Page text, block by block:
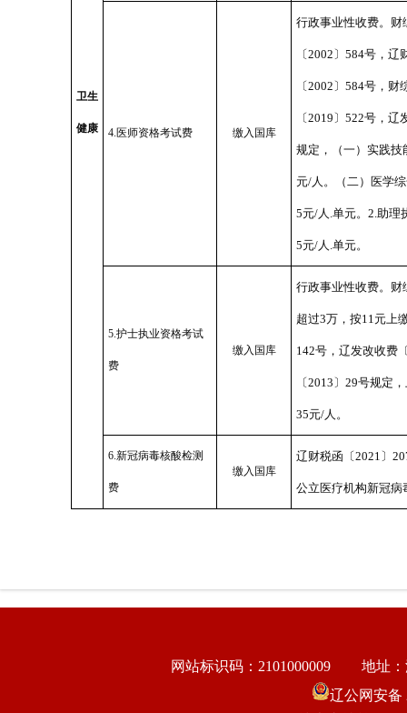
卫生
健康 4.医师资格考试费 缴入国库
行政事业性收费。财
〔2002〕584号，
〔2002〕584号，
〔2019〕522号，
规定，（一）实践技
元/人。（二）医学
5元/人.单元。2.助理
5元/人.单元。
5.护士执业资格考试
费
缴入国库
行政事业性收费。财
超过3万，按11元上
142号，辽发改收费
〔2013〕29号规定
35元/人。
6.新冠病毒核酸检测
费
缴入国库
辽财税函〔2021〕
公立医疗机构新冠病
网站标识码：2101000009
地址
辽公网安备